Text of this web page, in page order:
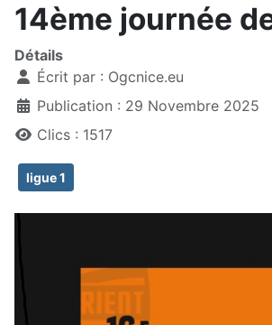
14ème journée
Détails
Écrit par : Ogcnice.eu
Publication : 29 Novembre 2025
Clics : 1517
ligue 1